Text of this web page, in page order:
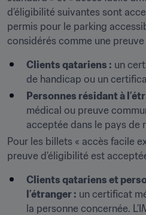
d’éligibilité suivantes sont
permis pour le parking
considérés comme une preuve
Clients qatariens : un
de handicap ou un
Personnes résidant à
médical ou preuve
acceptée dans le pays de
Pour les billets « accès facile
preuve d’éligibilité est
Clients qatariens et
l’étranger : un certificat
la personne concernée.